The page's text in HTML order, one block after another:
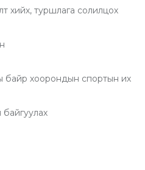
хийх, туршлага солилцох
байр хоорондын спортын их